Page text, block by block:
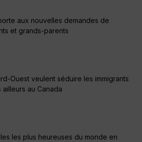
aux nouvelles demandes de
et grands-parents
Ouest veulent séduire les immigrants
au Canada
les plus heureuses du monde en